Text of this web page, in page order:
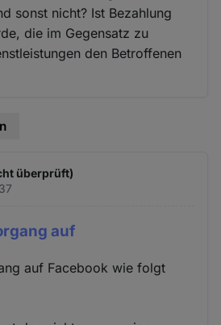
sonst nicht? Ist Bezahlung
die im Gegensatz zu
den Betroffenen
überprüft)
auf
auf Facebook wie folgt